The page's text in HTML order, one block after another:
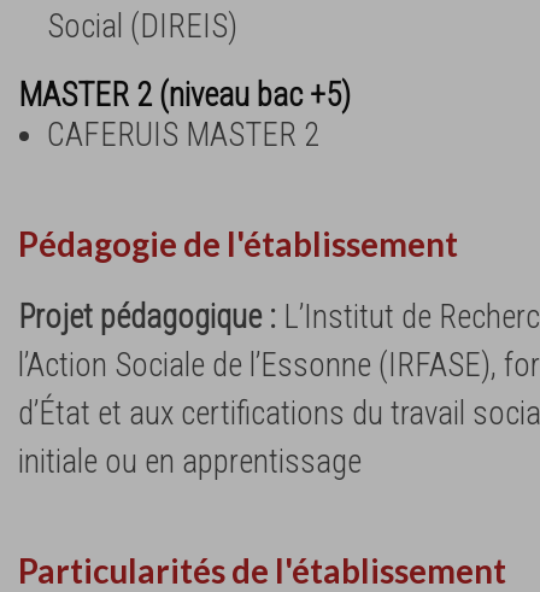
Social (DIREIS)
MASTER 2 (niveau bac +5)
CAFERUIS MASTER 2
Pédagogie de l'établissement
Projet pédagogique : L’Institut de
l’Action Sociale de l’Essonne (IRFASE),
d’État et aux certifications du travail
initiale ou en apprentissage
Particularités de l'établissement